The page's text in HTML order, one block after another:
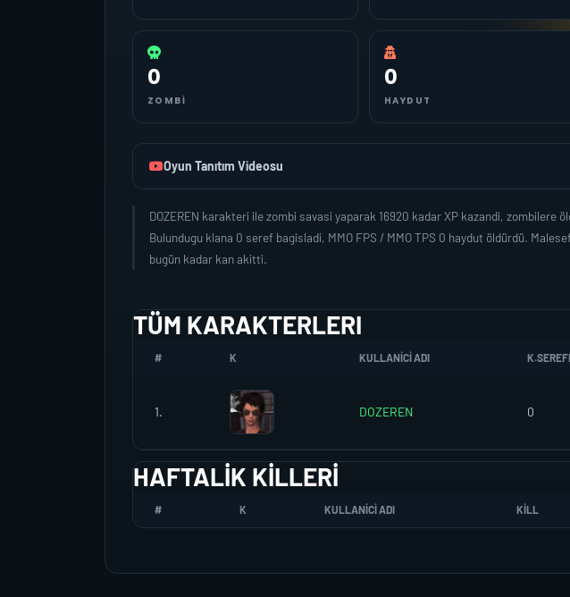
0
ZOMBI
0
HAYDUT
Oyun Tanıtım Videosu
DOZEREN karakteri ile zombi savasi yaparak 16920 kadar XP kazandi,
Bulundugu klana 0 seref bagisladi, MMO FPS / MMO TPS 0 haydut öldürdü.
bugün kadar kan akitti.
TÜM KARAKTERLERI
# K KULLANICI ADI K.SEREFI
1. DOZEREN 0
HAFTALIK KILLERI
# K KULLANICI ADI KILL